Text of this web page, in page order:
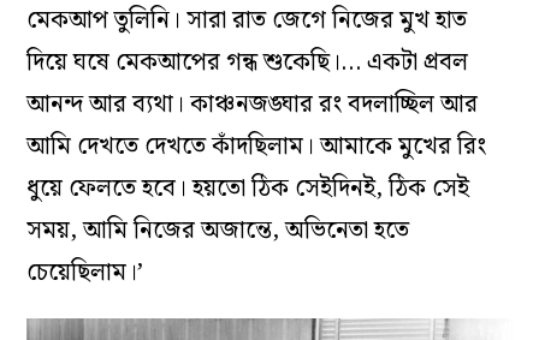
মেকআপ তুলিনি। সারা রাত জেগে নিজের মুখ হাত
দিয়ে ঘষে মেকআপের গন্ধ শুকেছি।… একটা প্রবল
আনন্দ আর ব্যথা। কাঞ্চনজঙ্ঘার রং বদলাচ্ছিল আর
আমি দেখতে দেখতে কাঁদছিলাম। আমাকে মুখের রিং
ধুয়ে ফেলতে হবে। হয়তো ঠিক সেইদিনই, ঠিক সেই
সময়, আমি নিজের অজান্তে, অভিনেতা হতে
চেয়েছিলাম।’